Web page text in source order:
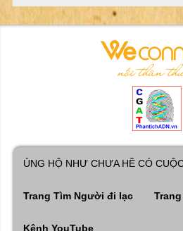
ỦNG HỘ NHƯ CHƯA HỀ CÓ
Trang Tìm Người đi lạc
Kênh YouTube